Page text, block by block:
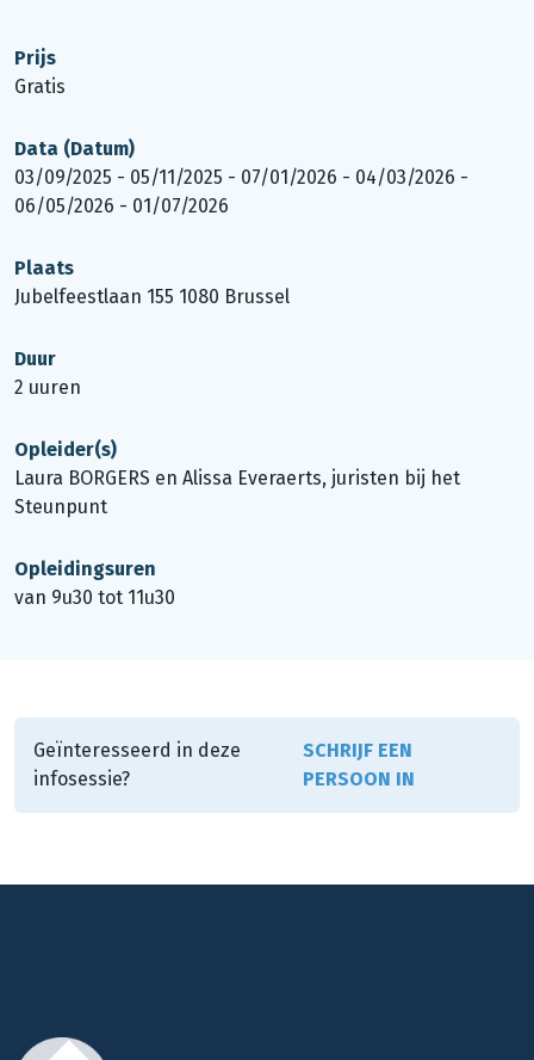
Prijs
Gratis
Data (Datum)
03/09/2025 - 05/11/2025 - 07/01/2026 - 04/03/2026 -
06/05/2026 - 01/07/2026
Plaats
Jubelfeestlaan 155 1080 Brussel
Duur
2 uuren
Opleider(s)
Laura BORGERS en Alissa Everaerts, juristen bij het
Steunpunt
Opleidingsuren
van 9u30 tot 11u30
Geïnteresseerd in deze
infosessie?
SCHRIJF EEN
PERSOON IN